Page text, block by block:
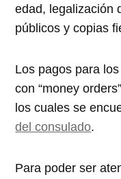
edad, legalización
públicos y copias
Los pagos para
con money orders
los cuales se
del consulado.
Para poder ser